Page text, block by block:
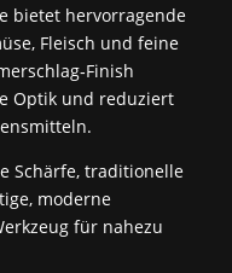
bietet hervorragende
Fleisch und feine
Optik und reduziert
Schärfe, traditionelle
moderne
für nahezu